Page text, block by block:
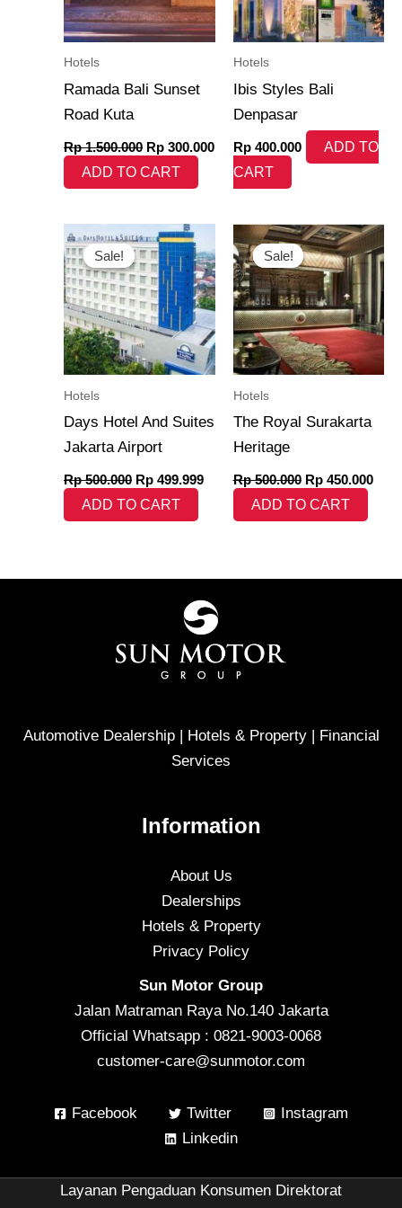
Hotels
Ramada Bali Sunset
Road Kuta
Rp1.500.000 Rp 300.000
ADD TO CART
Hotels
Ibis Styles Bali
Denpasar
Rp400.000
ADD TO
CART
Sale!
Sale!
Hotels
Days Hotel And Suites
Jakarta Airport
Rp500.000
Original
price
was:
Rp 500.000.
Rp 499.999
Current
price
is:
Rp 499.999.
ADD TO CART
Sale!
Sale!
Hotels
The Royal Surakarta
Heritage
Rp500.000
Original
price
was:
Rp 500.000.
Rp450.000
is:
ADD TO CART
Automotive Dealership | Hotels & Property | Financial
Services
Information
About Us
Dealerships
Hotels & Property
Privacy Policy
Sun Motor Group
Jalan Matraman Raya No.140 Jakarta
Official Whatsapp : 0821-9003-0068
customer-care@sunmotor.com
Facebook Twitter
Instagram
Linkedin
Layanan Pengaduan Konsumen Direktorat